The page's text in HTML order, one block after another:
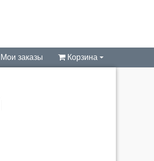
Мои заказы Корзина